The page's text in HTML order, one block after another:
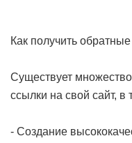
Как получить
Существует
ссылки на свой сайт, в
- Создание